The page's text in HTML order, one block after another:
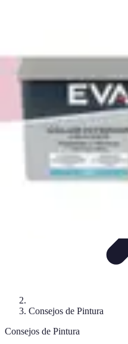
Consejos de Pintura
Consejos de Pintura